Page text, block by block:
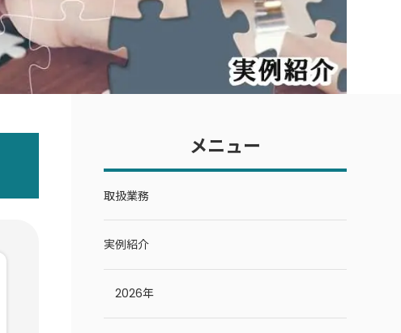
メニュー
取扱業務
実例紹介
2026年